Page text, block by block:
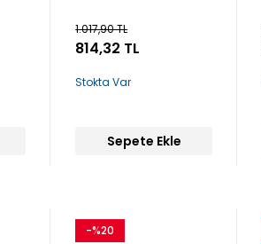
1.017,90 TL
814,32 TL
Stokta Var
Sepete Ekle
-%20
Snow